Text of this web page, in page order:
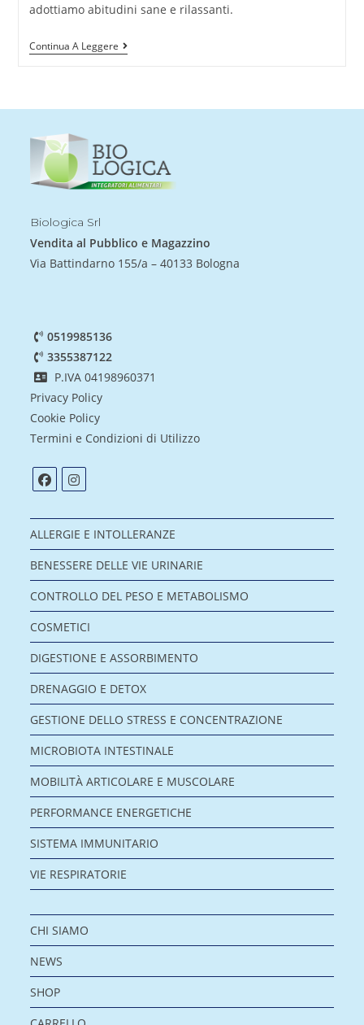
adottiamo abitudini sane e rilassanti.
Continua A Leggere
Biologica Srl
Vendita al Pubblico e Magazzino
Via Battindarno 155/a – 40133 Bologna
0519985136
3355387122
P.IVA 04198960371
Privacy Policy
Cookie Policy
Termini e Condizioni di Utilizzo
ALLERGIE E INTOLLERANZE
BENESSERE DELLE VIE URINARIE
CONTROLLO DEL PESO E METABOLISMO
COSMETICI
DIGESTIONE E ASSORBIMENTO
DRENAGGIO E DETOX
GESTIONE DELLO STRESS E CONCENTRAZIONE
MICROBIOTA INTESTINALE
MOBILITÀ ARTICOLARE E MUSCOLARE
PERFORMANCE ENERGETICHE
SISTEMA IMMUNITARIO
VIE RESPIRATORIE
CHI SIAMO
NEWS
SHOP